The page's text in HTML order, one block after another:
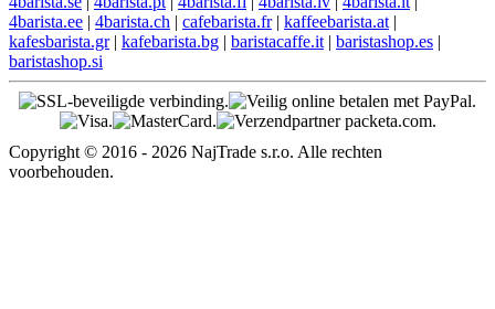
4barista.ee | 4barista.ch | cafebarista.fr| kaffeebarista.at |
kafesbarista.gr| kafebarista.bg | baristacaffe.it | baristashop.es |
baristashop.si
Copyright © 2016 - 2026 NajTrade s.r.o. Alle rechten
voorbehouden.